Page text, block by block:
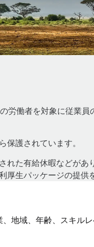
労働者を対象に従業員
護されています。
れた有給休暇などがあ
生パッケージの提供
地域、年齢、スキル